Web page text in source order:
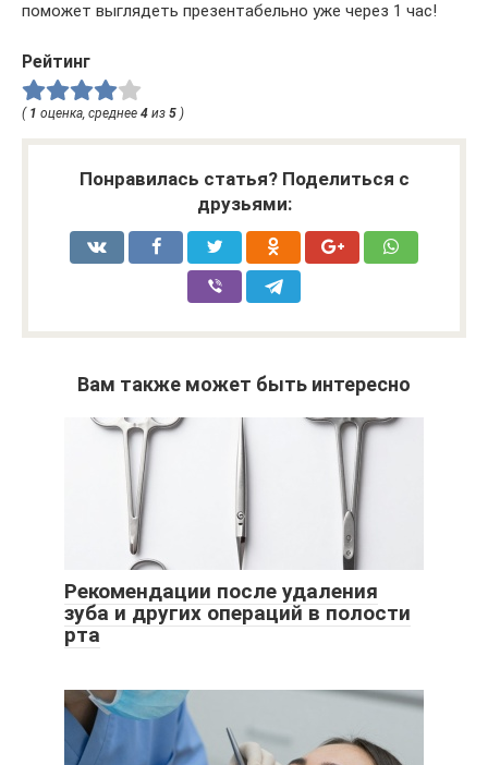
поможет выглядеть презентабельно уже через 1 час!
Рейтинг
( 1 оценка, среднее 4 из 5 )
Понравилась статья? Поделиться с
друзьями:
Вам также может быть интересно
Рекомендации после удаления
зуба и других операций в полости
рта